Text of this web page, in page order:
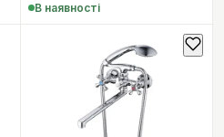
В наявності